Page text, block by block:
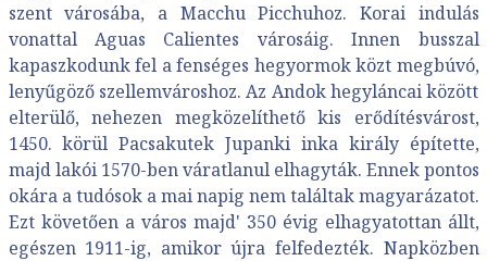
szent városába, a Macchu Picchuhoz. Korai indulás
vonattal Aguas Calientes városáig. Innen busszal
kapaszkodunk fel a fenséges hegyormok közt megbúvó,
lenyűgöző szellemvároshoz. Az Andok hegyláncai között
elterülő, nehezen megközelíthető kis erődítésvárost,
1450. körül Pacsakutek Jupanki inka király építette,
majd lakói 1570-ben váratlanul elhagyták. Ennek pontos
okára a tudósok a mai napig nem találtak magyarázatot.
Ezt követően a város majd' 350 évig elhagyatottan állt,
egészen 1911-ig, amikor újra felfedezték. Napközben